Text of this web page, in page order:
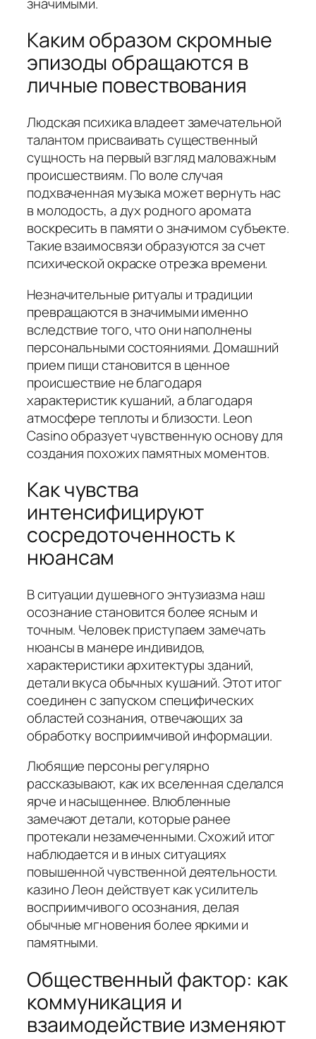
Каким образом скромные
эпизоды обращаются в
личные повествования
Людская психика владеет замечательной
талантом присваивать существенный
сущность на первый взгляд маловажным
происшествиям. По воле случая
подхваченная музыка может вернуть нас
в молодость, а дух родного аромата
воскресить в памяти о значимом субъекте.
Такие взаимосвязи образуются за счет
психической окраске отрезка времени.
Незначительные ритуалы и традиции
превращаются в значимыми именно
вследствие того, что они наполнены
персональными состояниями. Домашний
прием пищи становится в ценное
происшествие не благодаря
характеристик кушаний, а благодаря
атмосфере теплоты и близости. Leon
Casino образует чувственную основу для
создания похожих памятных моментов.
Как чувства
интенсифицируют
сосредоточенность к
нюансам
В ситуации душевного энтузиазма наш
осознание становится более ясным и
точным. Человек приступаем замечать
нюансы в манере индивидов,
характеристики архитектуры зданий,
детали вкуса обычных кушаний. Этот итог
соединен с запуском специфических
областей сознания, отвечающих за
обработку восприимчивой информации.
Любящие персоны регулярно
рассказывают, как их вселенная сделался
ярче и насыщеннее. Влюбленные
замечают детали, которые ранее
протекали незамеченными. Схожий итог
наблюдается и в иных ситуациях
повышенной чувственной деятельности.
казино Леон действует как усилитель
восприимчивого осознания, делая
обычные мгновения более яркими и
памятными.
Общественный фактор: как
коммуникация и
взаимодействие изменяют